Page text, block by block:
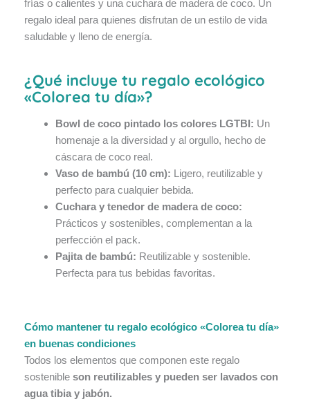
frías o calientes y una cuchara de madera de coco. Un
regalo ideal para quienes disfrutan de un estilo de vida
saludable y lleno de energía.
¿Qué incluye tu regalo ecológico
«Colorea tu día»?
Bowl de coco pintado los colores LGTBI: Un
homenaje a la diversidad y al orgullo, hecho de
cáscara de coco real.
Vaso de bambú (10 cm): Ligero, reutilizable y
perfecto para cualquier bebida.
Cuchara y tenedor de madera de coco:
Prácticos y sostenibles, complementan a la
perfección el pack.
Pajita de bambú: Reutilizable y sostenible.
Perfecta para tus bebidas favoritas.
Cómo mantener tu regalo ecológico «Colorea tu día»
en buenas condiciones
Todos los elementos que componen este regalo
sostenible son reutilizables y pueden ser lavados con
agua tibia y jabón.